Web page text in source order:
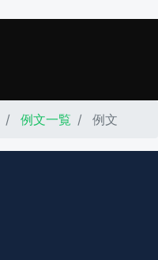
例文一覧 例文